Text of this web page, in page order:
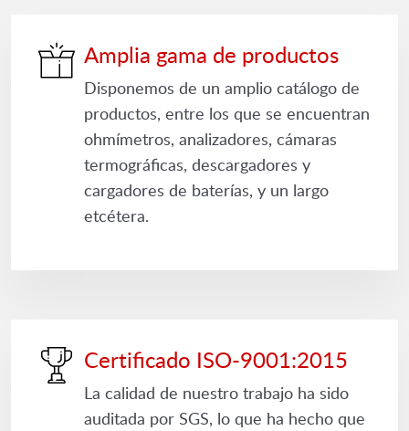
Amplia gama de productos
Disponemos de un amplio catálogo de
productos, entre los que se encuentran
ohmímetros, analizadores, cámaras
termográficas, descargadores y
cargadores de baterías, y un largo
etcétera.
Certificado ISO-9001:2015
La calidad de nuestro trabajo ha sido
auditada por SGS, lo que ha hecho que